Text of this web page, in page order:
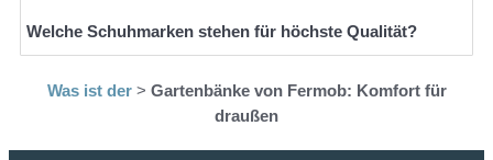
Welche Schuhmarken stehen für höchste Qualität?
Was ist der> Gartenbänke von Fermob: Komfort für
draußen